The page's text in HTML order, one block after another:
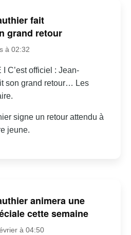
fait
grand retour
à 02:32
C’est officiel : Jean-
son grand retour… Les
signe un retour attendu à
jeune.
animera une
cette semaine
à 04:50